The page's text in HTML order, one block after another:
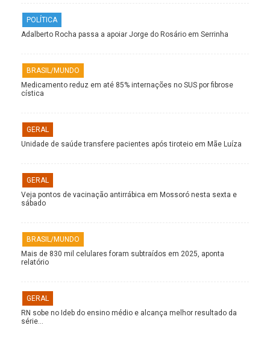
POLÍTICA
Adalberto Rocha passa a apoiar Jorge do Rosário em Serrinha
BRASIL/MUNDO
Medicamento reduz em até 85% internações no SUS por fibrose
cística
GERAL
Unidade de saúde transfere pacientes após tiroteio em Mãe Luíza
GERAL
Veja pontos de vacinação antirrábica em Mossoró nesta sexta e
sábado
BRASIL/MUNDO
Mais de 830 mil celulares foram subtraídos em 2025, aponta
relatório
GERAL
RN sobe no Ideb do ensino médio e alcança melhor resultado da
série…